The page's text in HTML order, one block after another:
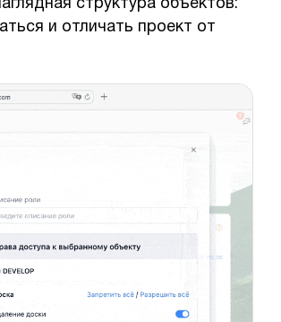
структура объектов:
и отличать проект от